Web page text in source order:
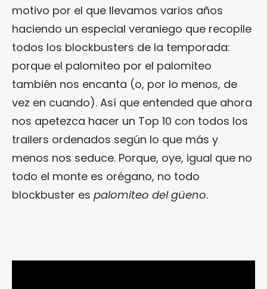
motivo por el que llevamos varios años
haciendo un especial veraniego que recopile
todos los blockbusters de la temporada:
porque el palomiteo por el palomiteo
también nos encanta (o, por lo menos, de
vez en cuando). Así que entended que ahora
nos apetezca hacer un Top 10 con todos los
trailers ordenados según lo que más y
menos nos seduce. Porque, oye, igual que no
todo el monte es orégano, no todo
blockbuster es palomiteo del güeno.